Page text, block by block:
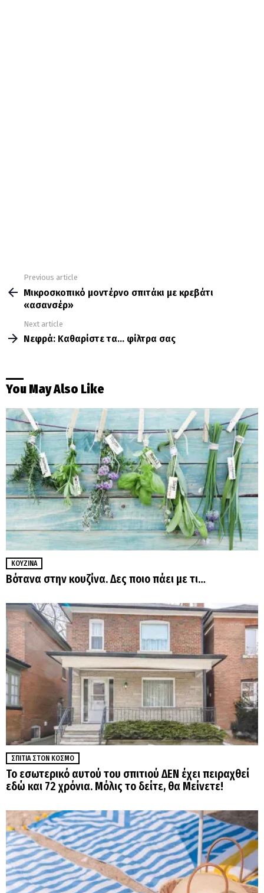
more
Previous article
Μικροσκοπικό μοντέρνο σπιτάκι με κρεβάτι
«ασανσέρ»
Next article
Νεφρά: Καθαρίστε τα… φίλτρα σας
You May Also Like
ΚΟΥΖΊΝΑ
Βότανα στην κουζίνα. Δες ποιο πάει με τι…
ΣΠΊΤΙΑ ΣΤΟΝ ΚΌΣΜΟ
Το εσωτερικό αυτού του σπιτιού ΔΕΝ έχει πειραχθεί
εδώ και 72 χρόνια. Μόλις το δείτε, θα Μείνετε!